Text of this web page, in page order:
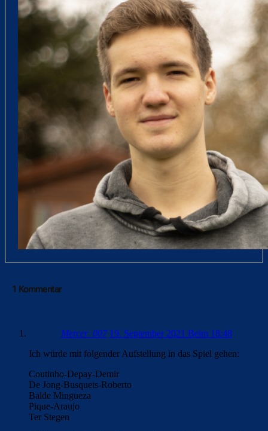
1 Kommentar
Mercer_007 19. September 2021 Beim 18:48
Ich würde mit folgender Aufstellung in das Spiel gehen:
Coutinho-Depay-Demir
De Jong-Busquets-Roberto
Balde Mingueza
Pique-Araujo
Ter Stegen